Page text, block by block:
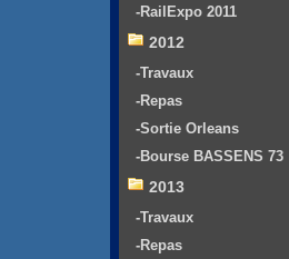
-RailExpo 2011
2012
-Travaux
-Repas
-Sortie Orleans
-Bourse BASSENS 73
2013
-Travaux
-Repas